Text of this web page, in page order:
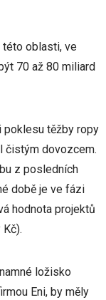
této oblasti, ve
70 až 80 miliard
poklesu těžby ropy
čistým dovozcem.
z posledních
době je ve fázi
hodnota projektů
ložisko
Eni, by měly